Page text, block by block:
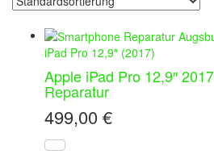
iPad Pro 12,9″ (2017)
Apple iPad Pro 12,9″
Reparatur
499,00 €